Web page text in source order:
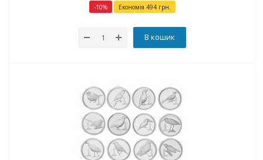
-10% Економія 494грн.
В кошик